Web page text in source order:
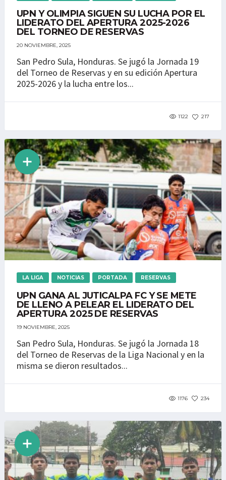
UPN Y OLIMPIA SIGUEN SU LUCHA POR EL
LIDERATO DEL APERTURA 2025-2026
DEL TORNEO DE RESERVAS
20 NOVIEMBRE, 2025
San Pedro Sula, Honduras. Se jugó la Jornada 19
del Torneo de Reservas y en su edición Apertura
2025-2026 y la lucha entre los...
1122 217
LA LIGA NOTICIAS PORTADA RESERVAS
UPN GANA AL JUTICALPA FC Y SE METE
DE LLENO A PELEAR EL LIDERATO DEL
APERTURA 2025 DE RESERVAS
19 NOVIEMBRE, 2025
San Pedro Sula, Honduras. Se jugó la Jornada 18
del Torneo de Reservas de la Liga Nacional y en la
misma se dieron resultados...
1176 234